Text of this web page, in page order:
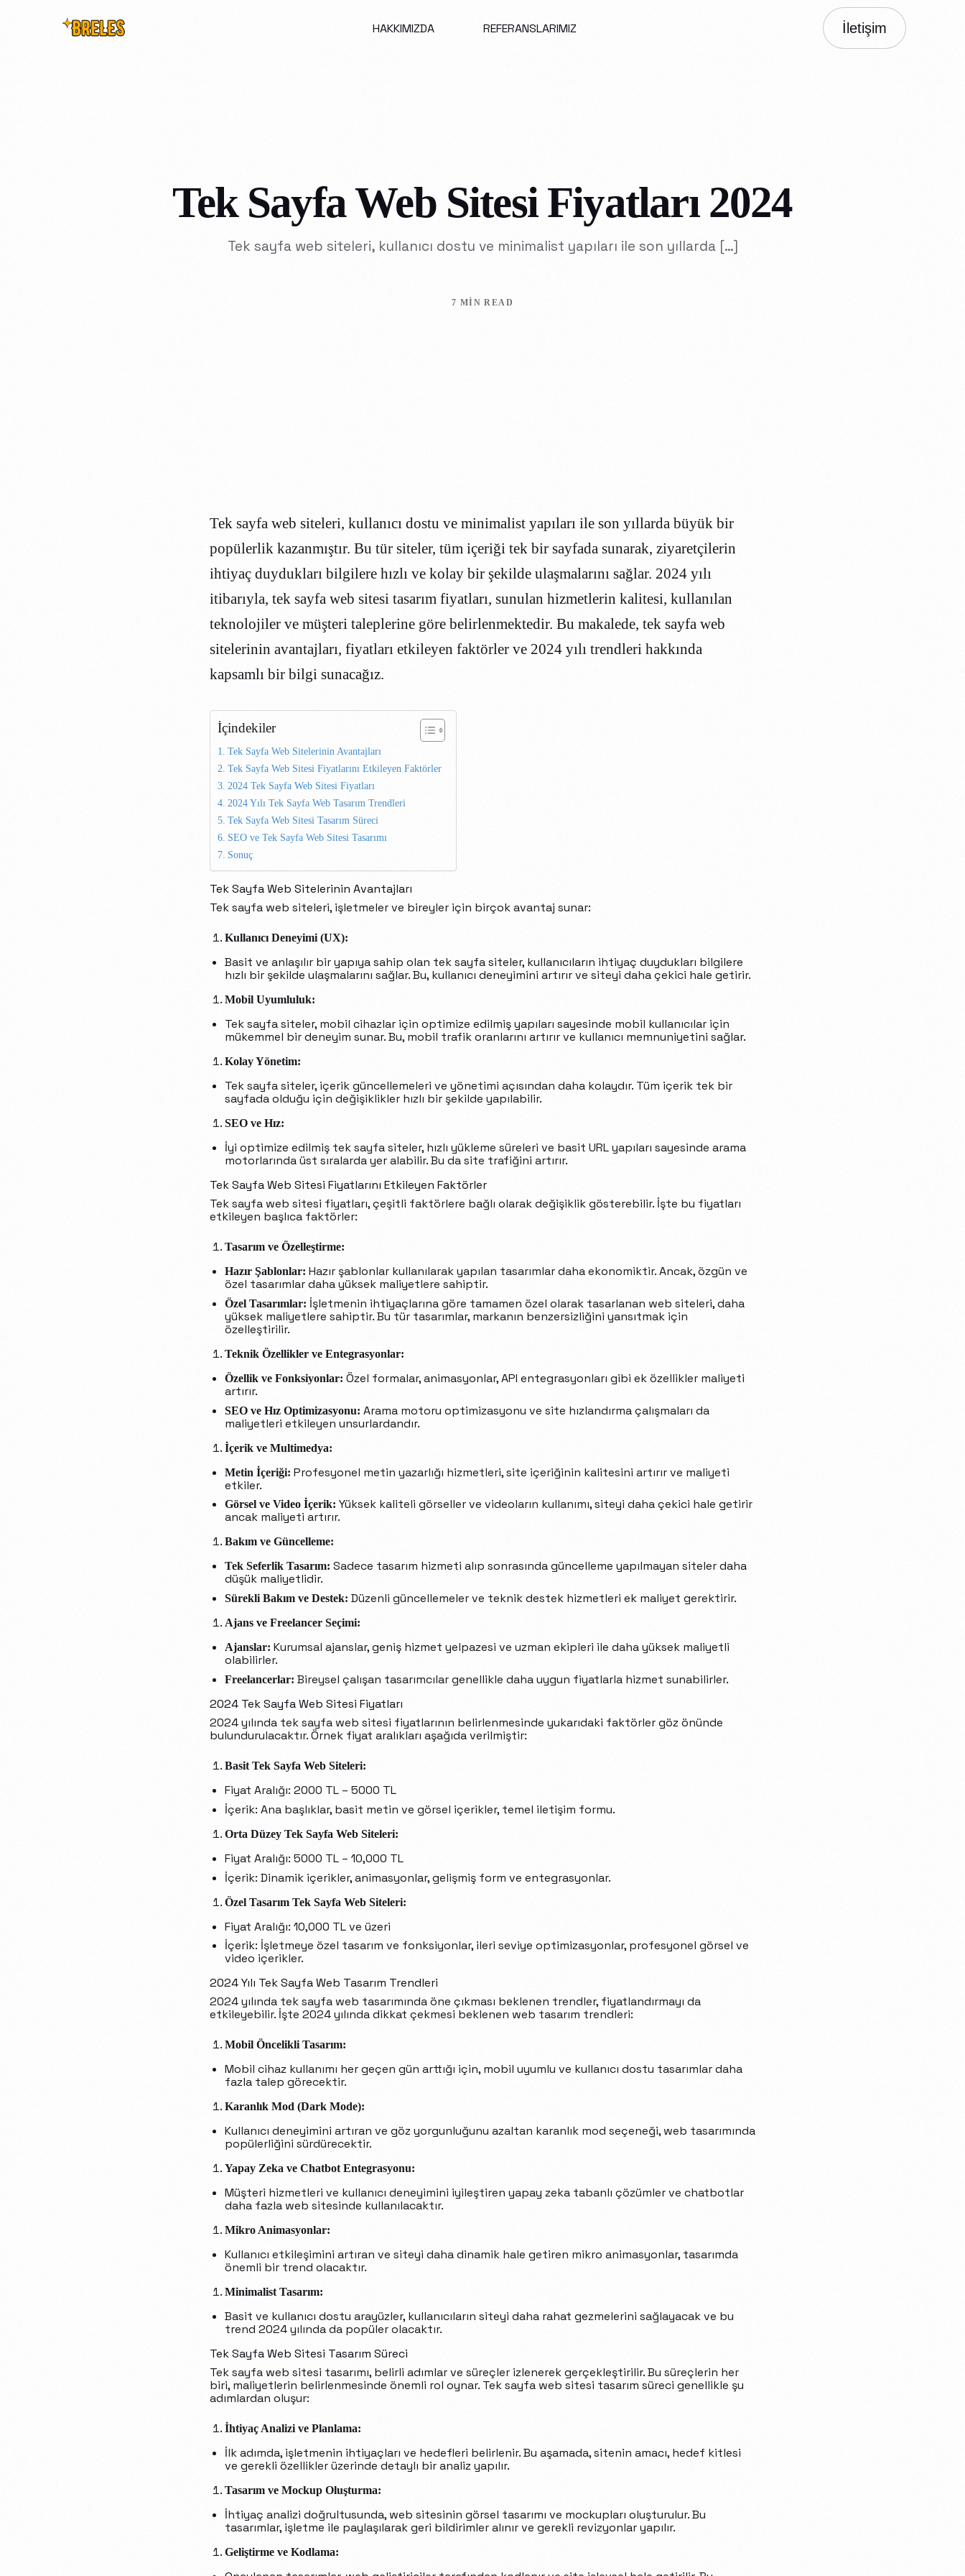
HAKKIMIZDA REFERANSLARIMIZ İletişim
Tek Sayfa Web Sitesi Fiyatları 2024
Tek sayfa web siteleri, kullanıcı dostu ve minimalist yapıları ile son yıllarda […]
7 MIN READ
Tek sayfa web siteleri, kullanıcı dostu ve minimalist yapıları ile son yıllarda büyük bir
popülerlik kazanmıştır. Bu tür siteler, tüm içeriği tek bir sayfada sunarak, ziyaretçilerin
ihtiyaç duydukları bilgilere hızlı ve kolay bir şekilde ulaşmalarını sağlar. 2024 yılı
itibarıyla, tek sayfa web sitesi tasarım fiyatları, sunulan hizmetlerin kalitesi, kullanılan
teknolojiler ve müşteri taleplerine göre belirlenmektedir. Bu makalede, tek sayfa web
sitelerinin avantajları, fiyatları etkileyen faktörler ve 2024 yılı trendleri hakkında
kapsamlı bir bilgi sunacağız.
İçindekiler
Tek Sayfa Web Sitelerinin Avantajları
Tek Sayfa Web Sitesi Fiyatlarını Etkileyen Faktörler
2024 Tek Sayfa Web Sitesi Fiyatları
2024 Yılı Tek Sayfa Web Tasarım Trendleri
Tek Sayfa Web Sitesi Tasarım Süreci
SEO ve Tek Sayfa Web Sitesi Tasarımı
Sonuç
Tek Sayfa Web Sitelerinin Avantajları
Tek sayfa web siteleri, işletmeler ve bireyler için birçok avantaj sunar:
Kullanıcı Deneyimi (UX):
Basit ve anlaşılır bir yapıya sahip olan tek sayfa siteler, kullanıcıların ihtiyaç duydukları bilgilere
hızlı bir şekilde ulaşmalarını sağlar. Bu, kullanıcı deneyimini artırır ve siteyi daha çekici hale getirir.
Mobil Uyumluluk:
Tek sayfa siteler, mobil cihazlar için optimize edilmiş yapıları sayesinde mobil kullanıcılar için
mükemmel bir deneyim sunar. Bu, mobil trafik oranlarını artırır ve kullanıcı memnuniyetini sağlar.
Kolay Yönetim:
Tek sayfa siteler, içerik güncellemeleri ve yönetimi açısından daha kolaydır. Tüm içerik tek bir
sayfada olduğu için değişiklikler hızlı bir şekilde yapılabilir.
SEO ve Hız:
İyi optimize edilmiş tek sayfa siteler, hızlı yükleme süreleri ve basit URL yapıları sayesinde arama
motorlarında üst sıralarda yer alabilir. Bu da site trafiğini artırır.
Tek Sayfa Web Sitesi Fiyatlarını Etkileyen Faktörler
Tek sayfa web sitesi fiyatları, çeşitli faktörlere bağlı olarak değişiklik gösterebilir. İşte bu fiyatları
etkileyen başlıca faktörler:
Tasarım ve Özelleştirme:
Hazır Şablonlar: Hazır şablonlar kullanılarak yapılan tasarımlar daha ekonomiktir. Ancak, özgün ve
özel tasarımlar daha yüksek maliyetlere sahiptir.
Özel Tasarımlar: İşletmenin ihtiyaçlarına göre tamamen özel olarak tasarlanan web siteleri, daha
yüksek maliyetlere sahiptir. Bu tür tasarımlar, markanın benzersizliğini yansıtmak için
özelleştirilir.
Teknik Özellikler ve Entegrasyonlar:
Özellik ve Fonksiyonlar: Özel formalar, animasyonlar, API entegrasyonları gibi ek özellikler maliyeti
artırır.
SEO ve Hız Optimizasyonu: Arama motoru optimizasyonu ve site hızlandırma çalışmaları da
maliyetleri etkileyen unsurlardandır.
İçerik ve Multimedya:
Metin İçeriği: Profesyonel metin yazarlığı hizmetleri, site içeriğinin kalitesini artırır ve maliyeti
etkiler.
Görsel ve Video İçerik: Yüksek kaliteli görseller ve videoların kullanımı, siteyi daha çekici hale getirir
ancak maliyeti artırır.
Bakım ve Güncelleme:
Tek Seferlik Tasarım: Sadece tasarım hizmeti alıp sonrasında güncelleme yapılmayan siteler daha
düşük maliyetlidir.
Sürekli Bakım ve Destek: Düzenli güncellemeler ve teknik destek hizmetleri ek maliyet gerektirir.
Ajans ve Freelancer Seçimi:
Ajanslar: Kurumsal ajanslar, geniş hizmet yelpazesi ve uzman ekipleri ile daha yüksek maliyetli
olabilirler.
Freelancerlar: Bireysel çalışan tasarımcılar genellikle daha uygun fiyatlarla hizmet sunabilirler.
2024 Tek Sayfa Web Sitesi Fiyatları
2024 yılında tek sayfa web sitesi fiyatlarının belirlenmesinde yukarıdaki faktörler göz önünde
bulundurulacaktır. Örnek fiyat aralıkları aşağıda verilmiştir:
Basit Tek Sayfa Web Siteleri:
Fiyat Aralığı: 2000 TL – 5000 TL
İçerik: Ana başlıklar, basit metin ve görsel içerikler, temel iletişim formu.
Orta Düzey Tek Sayfa Web Siteleri:
Fiyat Aralığı: 5000 TL – 10,000 TL
İçerik: Dinamik içerikler, animasyonlar, gelişmiş form ve entegrasyonlar.
Özel Tasarım Tek Sayfa Web Siteleri:
Fiyat Aralığı: 10,000 TL ve üzeri
İçerik: İşletmeye özel tasarım ve fonksiyonlar, ileri seviye optimizasyonlar, profesyonel görsel ve
video içerikler.
2024 Yılı Tek Sayfa Web Tasarım Trendleri
2024 yılında tek sayfa web tasarımında öne çıkması beklenen trendler, fiyatlandırmayı da
etkileyebilir. İşte 2024 yılında dikkat çekmesi beklenen web tasarım trendleri:
Mobil Öncelikli Tasarım:
Mobil cihaz kullanımı her geçen gün arttığı için, mobil uyumlu ve kullanıcı dostu tasarımlar daha
fazla talep görecektir.
Karanlık Mod (Dark Mode):
Kullanıcı deneyimini artıran ve göz yorgunluğunu azaltan karanlık mod seçeneği, web tasarımında
popülerliğini sürdürecektir.
Yapay Zeka ve Chatbot Entegrasyonu:
Müşteri hizmetleri ve kullanıcı deneyimini iyileştiren yapay zeka tabanlı çözümler ve chatbotlar
daha fazla web sitesinde kullanılacaktır.
Mikro Animasyonlar:
Kullanıcı etkileşimini artıran ve siteyi daha dinamik hale getiren mikro animasyonlar, tasarımda
önemli bir trend olacaktır.
Minimalist Tasarım:
Basit ve kullanıcı dostu arayüzler, kullanıcıların siteyi daha rahat gezmelerini sağlayacak ve bu
trend 2024 yılında da popüler olacaktır.
Tek Sayfa Web Sitesi Tasarım Süreci
Tek sayfa web sitesi tasarımı, belirli adımlar ve süreçler izlenerek gerçekleştirilir. Bu süreçlerin her
biri, maliyetlerin belirlenmesinde önemli rol oynar. Tek sayfa web sitesi tasarım süreci genellikle şu
adımlardan oluşur:
İhtiyaç Analizi ve Planlama:
İlk adımda, işletmenin ihtiyaçları ve hedefleri belirlenir. Bu aşamada, sitenin amacı, hedef kitlesi
ve gerekli özellikler üzerinde detaylı bir analiz yapılır.
Tasarım ve Mockup Oluşturma:
İhtiyaç analizi doğrultusunda, web sitesinin görsel tasarımı ve mockupları oluşturulur. Bu
tasarımlar, işletme ile paylaşılarak geri bildirimler alınır ve gerekli revizyonlar yapılır.
Geliştirme ve Kodlama: